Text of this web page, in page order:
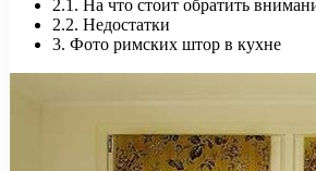
2.1. На что стоит обратить
2.2. Недостатки
3. Фото римских штор в кухне